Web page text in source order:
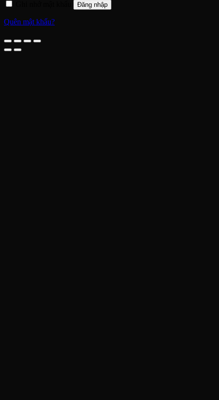
Đăng nhập
Quên mật khẩu?